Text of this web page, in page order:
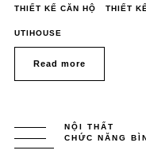
THIẾT KẾ CĂN HỘ THIẾT
UTIHOUSE
Read more
NỘI THẤT
CHỨC NĂNG